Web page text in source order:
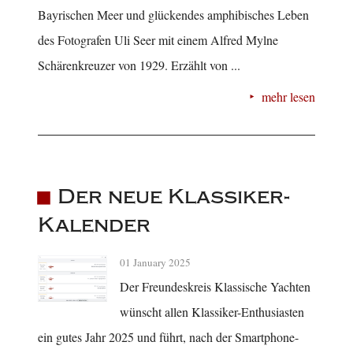
Bayrischen Meer und glückendes amphibisches Leben
des Fotografen Uli Seer mit einem Alfred Mylne
Schärenkreuzer von 1929. Erzählt von ...
mehr lesen
Der neue Klassiker-
Kalender
01 January 2025
Der Freundeskreis Klassische Yachten
wünscht allen Klassiker-Enthusiasten
ein gutes Jahr 2025 und führt, nach der Smartphone-